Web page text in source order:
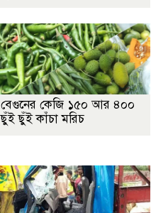
বেগুনের কেজি ১৫০ আর ৪০০
ছুঁই ছুঁই কাঁচা মরিচ